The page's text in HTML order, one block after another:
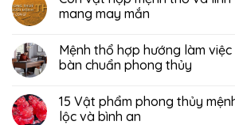
mang may mắn
Mệnh thổ hợp hướng làm
bàn chuẩn phong thủy
15 Vật phẩm phong thủy
lộc và bình an